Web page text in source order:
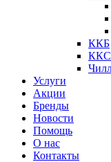
ККБ
ККС
Услуги
Акции
Бренды
Новости
Помощь
О нас
Контакты